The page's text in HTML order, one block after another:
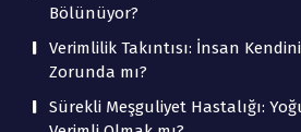
Bölünüyor?
Verimlilik Takıntısı: İnsan
Zorunda mı?
Sürekli Meşguliyet Hastalığı: